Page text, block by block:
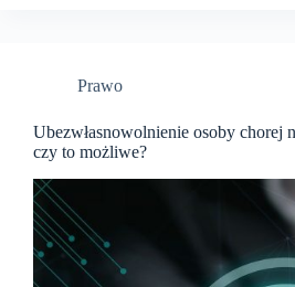
Prawo
Ubezwłasnowolnienie osoby chorej
czy to możliwe?